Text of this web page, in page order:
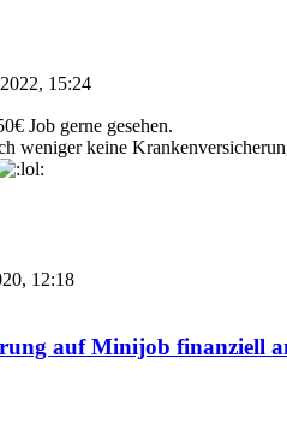
15:24
Job gerne gesehen.
weniger keine
12:18
auf Minijob finanziell